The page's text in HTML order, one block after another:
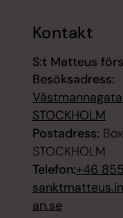
Kontakt
S:t Matteus
Besöksadress:
STOCKHOLM
Postadress:
STOCKHOLM
Telefon:+46
an.se